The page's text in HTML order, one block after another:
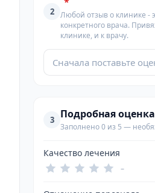
2
Любой отзыв о клинике -
конкретного врача.
клинике, и к врачу.
Сначала поставьте
3 Подробная оценка
Заполнено 0 из 5 —
Качество лечения
–